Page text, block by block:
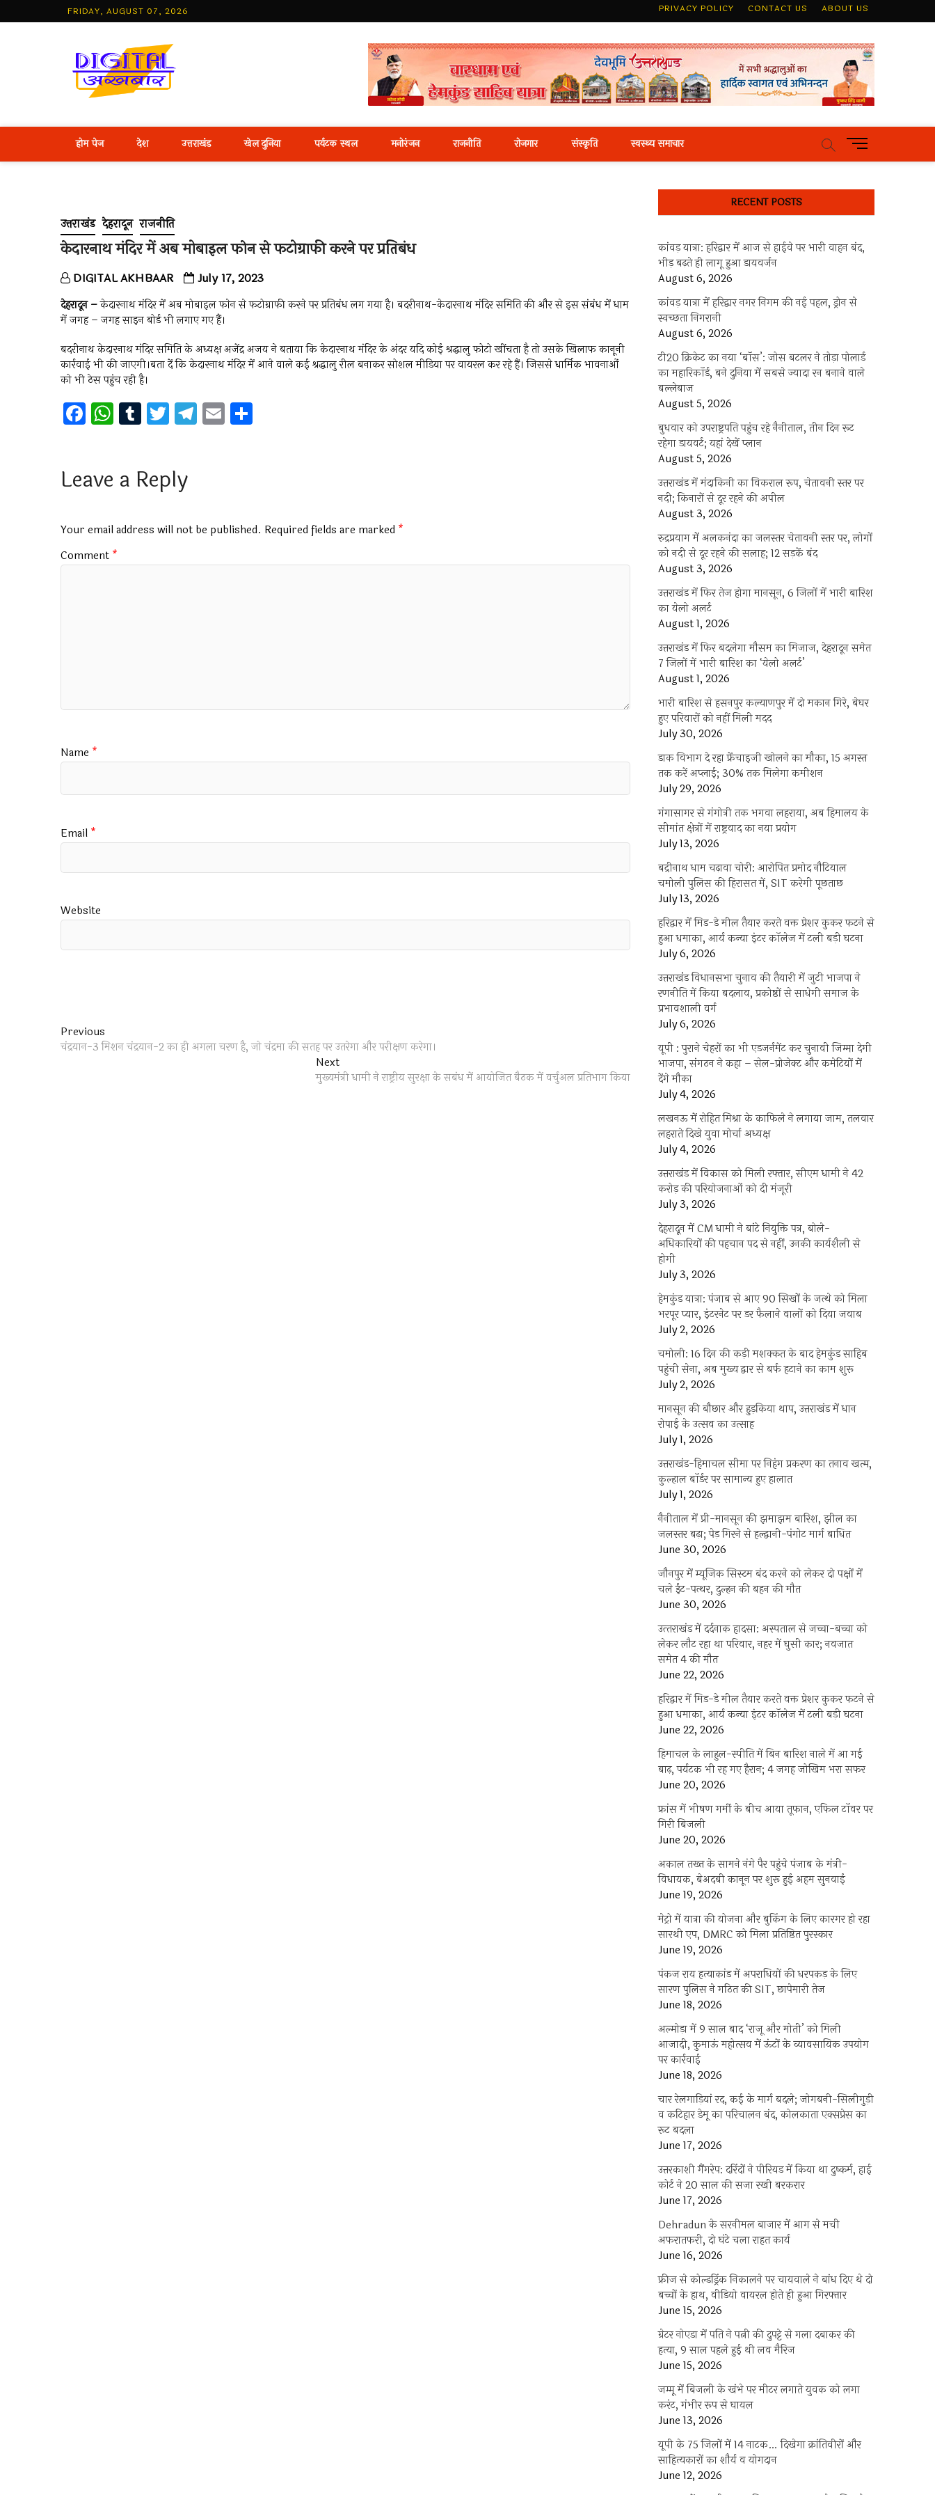
to
FRIDAY, AUGUST 07, 2026 PRIVACY POLICY CONTACT US ABOUT US
Best Hindi News Portal
होम पेज देश उत्तराखंड खेल दुनिया पर्यटक स्थल मनोरंजन राजनीति रोजगार संस्कृति स्वस्थ्य समाचार
M
e
u
u
t
उत्तराखंड देहरादून राजनीति
केदारनाथ मंदिर में अब मोबाइल फाेन से फटोग्राफी करने पर प्रतिबंध
DIGITAL AKHBAAR July 17, 2023
देहरादून –केदारनाथ मंदिर में अब मोबाइल फाेन से फटोग्राफी करने पर प्रतिबंध लग गया है। बदरीनाथ-केदारनाथ मंदिर समिति की और से इस संबंध में धाम
में जगह – जगह साइन बोर्ड भी लगाए गए हैं।
बदरीनाथ केदारनाथ मंदिर समिति के अध्यक्ष अजेंद्र अजय ने बताया कि केदारनाथ मंदिर के अंदर यदि कोई श्रद्धालु फोटो खींचता है तो उसके खिलाफ कानूनी
कार्रवाई भी की जाएगी।बता दें कि केदारनाथ मंदिर में आने वाले कई श्रद्धालु रील बनाकर सोशल मीडिया पर वायरल कर रहे हैं। जिससे धार्मिक भावनाओं
को भी ठेस पहुंच रही है।
F
a
b
o
k
W
h
s
p
p
T
u
bl
T
wi
er
T
el
m
E
m
Leave a Reply
Your email address will not be published. Required fields are marked *
Comment *
Name *
Email *
Website
Post
navigation
Previous
post:
चंद्रयान-3 मिशन चंद्रयान-2 का ही अगला चरण है, जो चंद्रमा की सतह पर उतरेगा और परीक्षण करेगा।
NextNext
post:
मुख्यमंत्री धामी ने राष्ट्रीय सुरक्षा के सबंध में आयोजित बैठक में वर्चुअल प्रतिभाग किया
RECENT POSTS
कांवड़ यात्रा: हरिद्वार में आज से हाईवे पर भारी वाहन बंद,
भीड़ बढ़ते ही लागू हुआ डायवर्जन
August 6, 2026
कांवड़ यात्रा में हरिद्वार नगर निगम की नई पहल, ड्रोन से
स्वच्छता निगरानी
August 6, 2026
टी20 क्रिकेट का नया ‘बॉस’: जोस बटलर ने तोड़ा पोलार्ड
का महारिकॉर्ड, बने दुनिया में सबसे ज्यादा रन बनाने वाले
बल्लेबाज
August 5, 2026
बुधवार को उपराष्ट्रपति पहुंच रहे नैनीताल, तीन दिन रूट
रहेगा डायवर्ट; यहां देखें प्‍लान
August 5, 2026
उत्तराखंड में मंदाकिनी का विकराल रूप, चेतावनी स्तर पर
नदी; किनारों से दूर रहने की अपील
August 3, 2026
रुद्रप्रयाग में अलकनंदा का जलस्तर चेतावनी स्तर पर, लोगों
को नदी से दूर रहने की सलाह; 12 सड़कें बंद
August 3, 2026
उत्तराखंड में फिर तेज होगा मानसून, 6 जिलों में भारी बारिश
का येलो अलर्ट
August 1, 2026
उत्तराखंड में फिर बदलेगा मौसम का मिजाज, देहरादून समेत
7 जिलों में भारी बारिश का ‘येलो अलर्ट’
August 1, 2026
भारी बारिश से हसनपुर कल्याणपुर में दो मकान गिरे, बेघर
हुए परिवारों को नहीं मिली मदद
July 30, 2026
डाक विभाग दे रहा फ्रेंचाइजी खोलने का मौका, 15 अगस्त
तक करें अप्लाई; 30% तक मिलेगा कमीशन
July 29, 2026
गंगासागर से गंगोत्री तक भगवा लहराया, अब हिमालय के
सीमांत क्षेत्रों में राष्ट्रवाद का नया प्रयोग
July 13, 2026
बद्रीनाथ धाम चढ़ावा चोरी: आरोपित प्रमोद नौटियाल
चमोली पुलिस की हिरासत में, SIT करेगी पूछताछ
July 13, 2026
हरिद्वार में मिड-डे मील तैयार करते वक्त प्रेशर कुकर फटने से
हुआ धमाका, आर्य कन्या इंटर कॉलेज में टली बड़ी घटना
July 6, 2026
उत्तराखंंड विधानसभा चुनाव की तैयारी में जुटी भाजपा ने
रणनीति में किया बदलाव, प्रकोष्ठों से साधेगी समाज के
प्रभावशाली वर्ग
July 6, 2026
यूपी : पुराने चेहरों का भी एडजर्नमेंट कर चुनावी जिम्मा देगी
भाजपा, संगठन ने कहा – सेल-प्रोजेक्ट और कमेटियों में
देंगे मौका
July 4, 2026
लखनऊ में रोहित मिश्रा के काफिले ने लगाया जाम, तलवार
लहराते दिखे युवा मोर्चा अध्यक्ष
July 4, 2026
उत्तराखंड में विकास को मिली रफ्तार, सीएम धामी ने 42
करोड़ की परियोजनाओं को दी मंजूरी
July 3, 2026
देहरादून में CM धामी ने बांटे नियुक्ति पत्र, बोले-
अधिकारियों की पहचान पद से नहीं, उनकी कार्यशैली से
होगी
July 3, 2026
हेमकुंड यात्रा: पंजाब से आए 90 सिखों के जत्थे को मिला
भरपूर प्यार, इंटरनेट पर डर फैलाने वालों को दिया जवाब
July 2, 2026
चमोली: 16 दिन की कड़ी मशक्कत के बाद हेमकुंड साहिब
पहुंची सेना, अब मुख्य द्वार से बर्फ हटाने का काम शुरू
July 2, 2026
मानसून की बौछार और हुड़किया थाप, उत्तराखंड में धान
रोपाई के उत्सव का उत्साह
July 1, 2026
उत्तराखंड-हिमाचल सीमा पर निहंग प्रकरण का तनाव खत्म,
कुल्हाल बॉर्डर पर सामान्य हुए हालात
July 1, 2026
नैनीताल में प्री-मानसून की झमाझम बारिश, झील का
जलस्तर बढ़ा; पेड़ गिरने से हल्द्वानी-पंगोट मार्ग बाधित
June 30, 2026
जौनपुर में म्यूजिक सिस्टम बंद करने को लेकर दो पक्षों में
चले ईंट-पत्थर, दुल्हन की बहन की मौत
June 30, 2026
उत्‍तराखंड में दर्दनाक हादसा: अस्पताल से जच्चा-बच्चा को
लेकर लौट रहा था परिवार, नहर में घुसी कार; नवजात
समेत 4 की मौत
June 22, 2026
हरिद्वार में मिड-डे मील तैयार करते वक्त प्रेशर कुकर फटने से
हुआ धमाका, आर्य कन्या इंटर कॉलेज में टली बड़ी घटना
June 22, 2026
हिमाचल के लाहुल-स्पीति में बिन बारिश नाले में आ गई
बाढ़, पर्यटक भी रह गए हैरान; 4 जगह जोखिम भरा सफर
June 20, 2026
फ्रांस में भीषण गर्मी के बीच आया तूफान, एफिल टॉवर पर
गिरी बिजली
June 20, 2026
अकाल तख्त के सामने नंगे पैर पहुंचे पंजाब के मंत्री-
विधायक, बेअदबी कानून पर शुरू हुई अहम सुनवाई
June 19, 2026
मेट्रो में यात्रा की योजना और बुकिंग के लिए कारगर हो रहा
सारथी एप, DMRC को मिला प्रतिष्ठित पुरस्कार
June 19, 2026
पंकज राय हत्याकांड में अपराधियों की धरपकड़ के लिए
सारण पुलिस ने गठित की SIT, छापेमारी तेज
June 18, 2026
अल्मोड़ा में 9 साल बाद ‘राजू और मोती’ को मिली
आजादी, कुमाऊं महोत्सव में ऊंटों के व्यावसायिक उपयोग
पर कार्रवाई
June 18, 2026
चार रेलगाड़ियां रद, कई के मार्ग बदले; जोगबनी-सिलीगुड़ी
व कटिहार डेमू का परिचालन बंद, कोलकाता एक्सप्रेस का
रूट बदला
June 17, 2026
उत्तरकाशी गैंगरेप: दरिंदों ने पीरियड में किया था दुष्कर्म, हाई
कोर्ट ने 20 साल की सजा रखी बरकरार
June 17, 2026
Dehradun के सरनीमल बाजार में आग से मची
अफरातफरी, दो घंटे चला राहत कार्य
June 16, 2026
फ्रीज से कोल्डड्रिंक निकालने पर चायवाले ने बांध दिए थे दो
बच्चों के हाथ, वीडियो वायरल होते ही हुआ गिरफ्तार
June 15, 2026
ग्रेटर नोएडा में पति ने पत्नी की दुपट्टे से गला दबाकर की
हत्या, 9 साल पहले हुई थी लव मैरिज
June 15, 2026
जम्मू में बिजली के खंभे पर मीटर लगाते युवक को लगा
करंट, गंभीर रूप से घायल
June 13, 2026
यूपी के 75 जिलों में 14 नाटक… दिखेगा क्रांतिवीरों और
साहित्यकारों का शौर्य व योगदान
June 12, 2026